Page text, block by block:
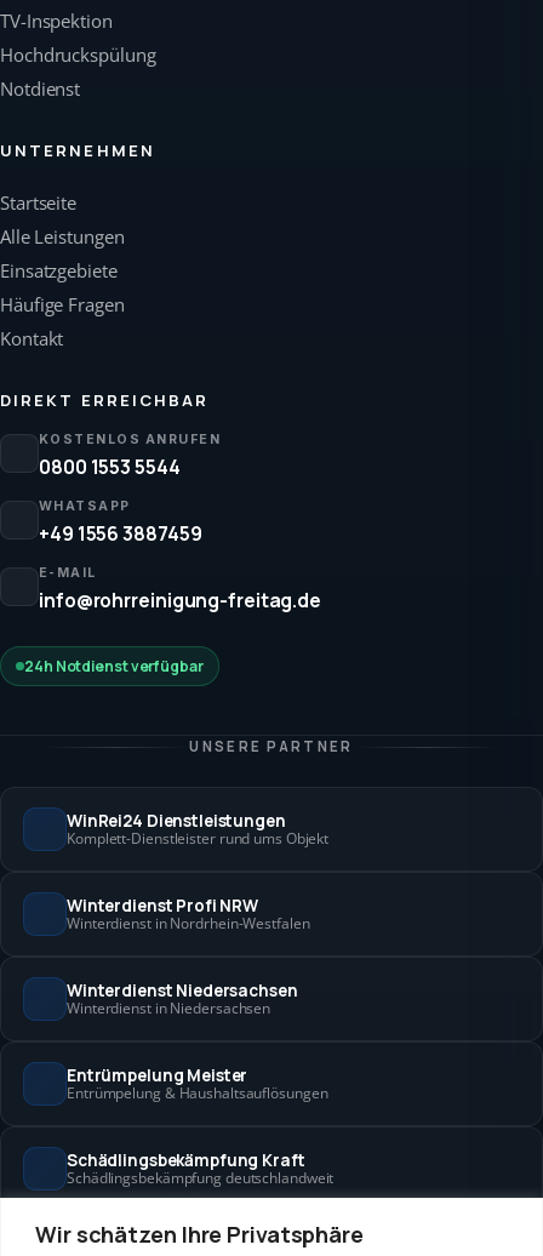
Wir schätzen Ihre Privatsphäre
TV-Inspektion
Hochdruckspülung
Notdienst
UNTERNEHMEN
Startseite
Alle Leistungen
Einsatzgebiete
Häufige Fragen
Kontakt
DIREKT ERREICHBAR
KOSTENLOS ANRUFEN
0800 1553 5544
WHATSAPP
+49 1556 3887459
E-MAIL
info@rohrreinigung-freitag.de
24h Notdienst verfügbar
UNSERE PARTNER
WinRei24 Dienstleistungen
Komplett-Dienstleister rund ums Objekt
Winterdienst Profi NRW
Winterdienst in Nordrhein-Westfalen
Winterdienst Niedersachsen
Winterdienst in Niedersachsen
Entrümpelung Meister
Entrümpelung & Haushaltsauflösungen
Schädlingsbekämpfung Kraft
Schädlingsbekämpfung deutschlandweit
Hanse Objektservice